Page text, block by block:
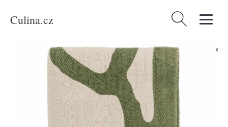
Culina.cz Vyhledávání
Produkty/Bydlení a doplňky/Bloomingville Pléd Dalmine 160 x